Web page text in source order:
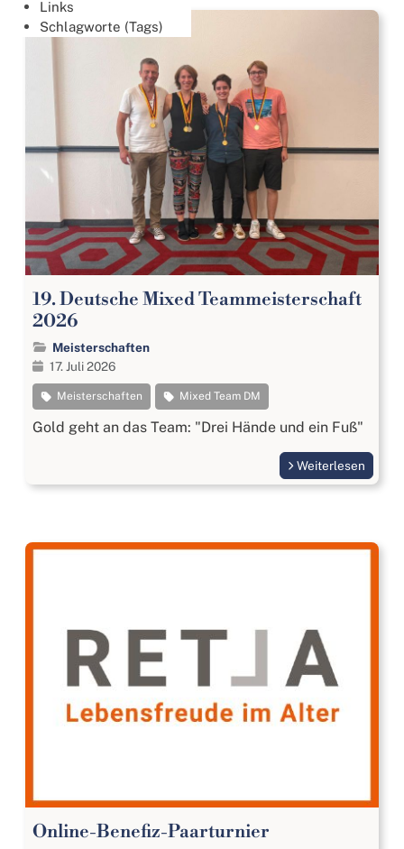
Links
Schlagworte (Tags)
19. Deutsche Mixed Teammeisterschaft
2026
Meisterschaften
17. Juli 2026
Meisterschaften Mixed Team DM
Gold geht an das Team: "Drei Hände und ein Fuß"
Weiterlesen
Online-Benefiz-Paarturnier